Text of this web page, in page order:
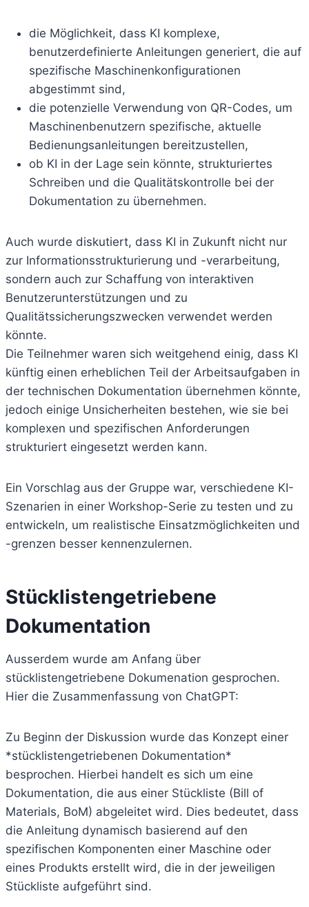
die Möglichkeit, dass KI komplexe,
benutzerdefinierte Anleitungen generiert, die auf
spezifische Maschinenkonfigurationen
abgestimmt sind,
die potenzielle Verwendung von QR-Codes, um
Maschinenbenutzern spezifische, aktuelle
Bedienungsanleitungen bereitzustellen,
ob KI in der Lage sein könnte, strukturiertes
Schreiben und die Qualitätskontrolle bei der
Dokumentation zu übernehmen.
Auch wurde diskutiert, dass KI in Zukunft nicht nur
zur Informationsstrukturierung und -verarbeitung,
sondern auch zur Schaffung von interaktiven
Benutzerunterstützungen und zu
Qualitätssicherungszwecken verwendet werden
könnte.
Die Teilnehmer waren sich weitgehend einig, dass KI
künftig einen erheblichen Teil der Arbeitsaufgaben in
der technischen Dokumentation übernehmen könnte,
jedoch einige Unsicherheiten bestehen, wie sie bei
komplexen und spezifischen Anforderungen
strukturiert eingesetzt werden kann.
Ein Vorschlag aus der Gruppe war, verschiedene KI-
Szenarien in einer Workshop-Serie zu testen und zu
entwickeln, um realistische Einsatzmöglichkeiten und
-grenzen besser kennenzulernen.
Stücklistengetriebene
Dokumentation
Ausserdem wurde am Anfang über
stücklistengetriebene Dokumenation gesprochen.
Hier die Zusammenfassung von ChatGPT:
Zu Beginn der Diskussion wurde das Konzept einer
*stücklistengetriebenen Dokumentation*
besprochen. Hierbei handelt es sich um eine
Dokumentation, die aus einer Stückliste (Bill of
Materials, BoM) abgeleitet wird. Dies bedeutet, dass
die Anleitung dynamisch basierend auf den
spezifischen Komponenten einer Maschine oder
eines Produkts erstellt wird, die in der jeweiligen
Stückliste aufgeführt sind.